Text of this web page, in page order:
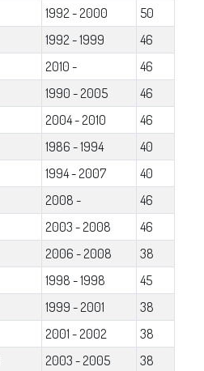
1992 - 2000
50
1992 - 1999
46
2010 -
46
1990 - 2005
46
2004 - 2010
46
1986 - 1994
40
1994 - 2007
40
2008 -
46
2003 - 2008
46
2006 - 2008
38
1998 - 1998
45
1999 - 2001
38
2001 - 2002
38
2003 - 2005
38